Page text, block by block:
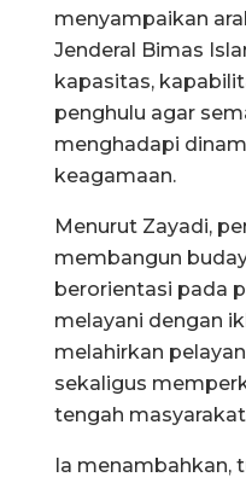
menyampaikan
Jenderal Bimas
kapasitas,
penghulu agar
menghadapi
keagamaan.
Menurut Zayadi,
membangun
berorientasi pada
melayani dengan
melahirkan
sekaligus
tengah
Ia menambahkan,